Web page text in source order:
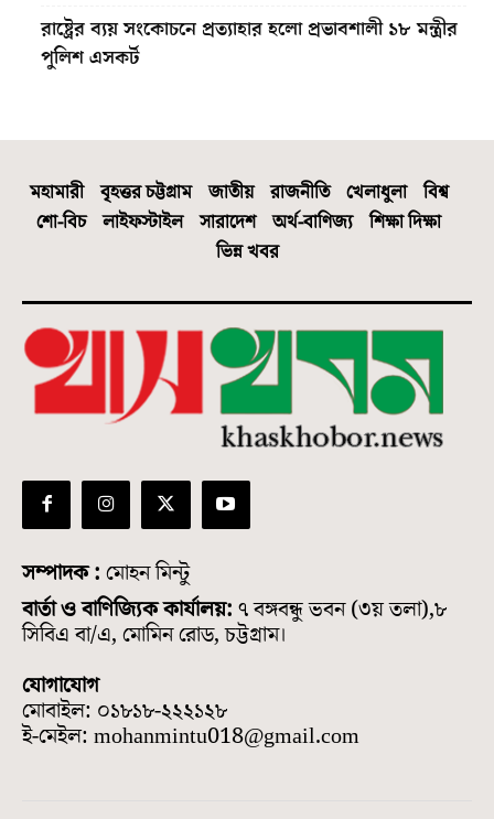
রাষ্ট্রের ব্যয় সংকোচনে প্রত্যাহার হলো প্রভাবশালী ১৮ মন্ত্রীর
পুলিশ এসকর্ট
মহামারী বৃহত্তর চট্টগ্রাম জাতীয় রাজনীতি খেলাধুলা
বিশ্ব
শো-বিচ
লাইফস্টাইল সারাদেশ অর্থ-বাণিজ্য
শিক্ষা দিক্ষা
ভিন্ন খবর
সম্পাদক : মোহন মিন্টু
বার্তা ও বাণিজ্যিক কার্যালয়: ৭ বঙ্গবন্ধু ভবন (৩য় তলা),৮
সিবিএ বা/এ, মোমিন রোড, চট্টগ্রাম।
যোগাযোগ
মোবাইল: ০১৮১৮-২২২১২৮
ই-মেইল: mohanmintu018@gmail.com